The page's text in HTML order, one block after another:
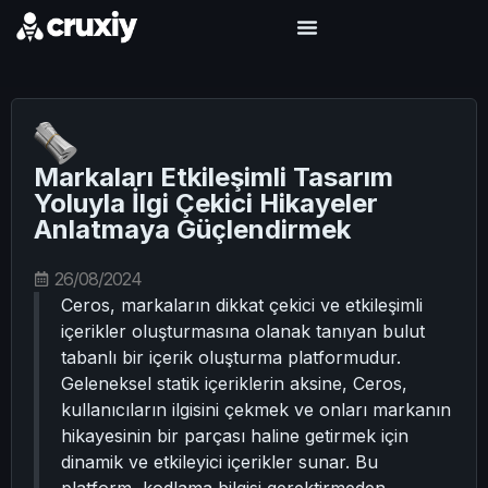
Markaları Etkileşimli Tasarım
Yoluyla İlgi Çekici Hikayeler
Anlatmaya Güçlendirmek
26/08/2024
Ceros, markaların dikkat çekici ve etkileşimli
içerikler oluşturmasına olanak tanıyan bulut
tabanlı bir içerik oluşturma platformudur.
Geleneksel statik içeriklerin aksine, Ceros,
kullanıcıların ilgisini çekmek ve onları markanın
hikayesinin bir parçası haline getirmek için
dinamik ve etkileyici içerikler sunar. Bu